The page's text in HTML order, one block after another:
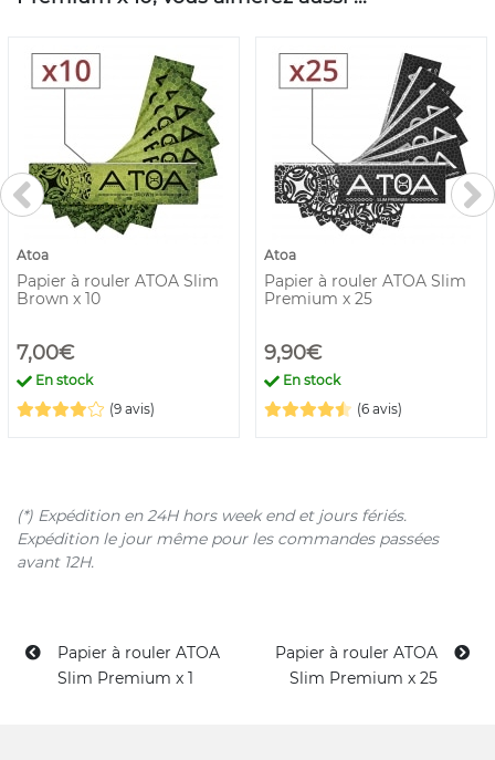
Atoa
Papier à rouler ATOA Slim
Brown x 10
7,00€
En stock
(9 avis)
Atoa
Papier à rouler ATOA Slim
Premium x 25
9,90€
En stock
(6 avis)
(*) Expédition en 24H hors week end et jours fériés.
Expédition le jour même pour les commandes passées
avant 12H.
Papier à rouler ATOA
Slim Premium x 1
Papier à rouler ATOA
Slim Premium x 25